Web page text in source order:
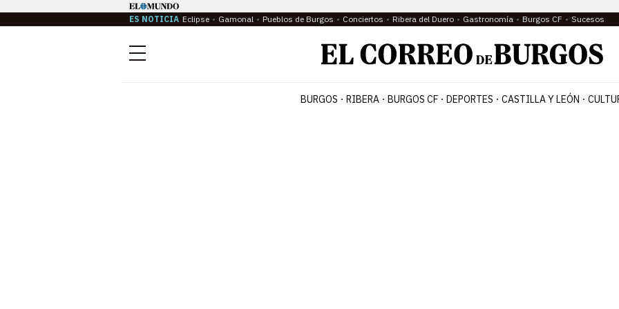
ES NOTICIA Eclipse Gamonal Pueblos de Burgos Conciertos Ribera del Duero Gastronomía Burgos CF Sucesos
Menú
BURGOS RIBERA BURGOS CF DEPORTES CASTILLA Y LEÓN